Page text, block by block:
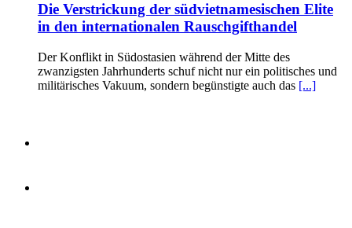
Die Verstrickung der südvietnamesischen Elite
in den internationalen Rauschgifthandel
Der Konflikt in Südostasien während der Mitte des
zwanzigsten Jahrhunderts schuf nicht nur ein politisches und
militärisches Vakuum, sondern begünstigte auch das [...]